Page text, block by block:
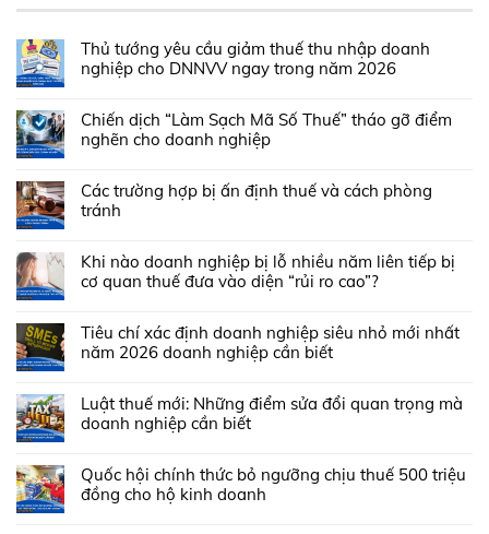
Thủ tướng yêu cầu giảm thuế thu nhập doanh
nghiệp cho DNNVV ngay trong năm 2026
Chiến dịch “Làm Sạch Mã Số Thuế” tháo gỡ điểm
nghẽn cho doanh nghiệp
Các trường hợp bị ấn định thuế và cách phòng
tránh
Khi nào doanh nghiệp bị lỗ nhiều năm liên tiếp bị
cơ quan thuế đưa vào diện “rủi ro cao”?
Tiêu chí xác định doanh nghiệp siêu nhỏ mới nhất
năm 2026 doanh nghiệp cần biết
Luật thuế mới: Những điểm sửa đổi quan trọng mà
doanh nghiệp cần biết
Quốc hội chính thức bỏ ngưỡng chịu thuế 500 triệu
đồng cho hộ kinh doanh